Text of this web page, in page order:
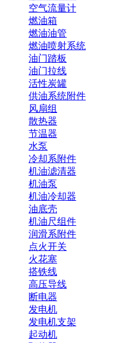
空气流量计
燃油箱
燃油油管
燃油喷射系统
油门踏板
油门拉线
活性炭罐
供油系统附件
风扇组
散热器
节温器
水泵
冷却系附件
机油滤清器
机油泵
机油冷却器
油底壳
机油尺组件
润滑系附件
点火开关
火花塞
搭铁线
高压导线
断电器
发电机
发电机支架
起动机